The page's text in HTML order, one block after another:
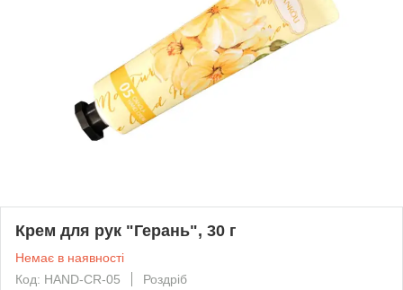
Крем для рук "Герань", 30 г
Немає в наявності
Код: HAND-CR-05
Роздріб